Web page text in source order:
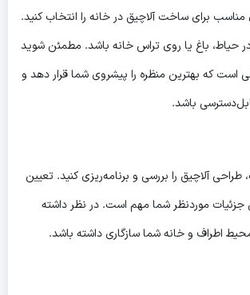
مناسب برای ساخت آلاچیق در خانه را انتخاب کنید.
حیاط، باغ یا روی تراس خانه باشد. مطمئن شوید
است که بهترین منظره را پیشروی شما قرار دهد و
باشد.
آلاچیق را بررسی و برنامه‌ریزی کنید. تعیین
جزئیات موردنظر شما مهم است. در نظر داشته
اطراف و خانه شما سازگاری داشته باشد.